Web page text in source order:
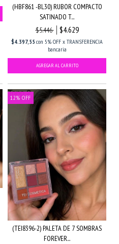
(HBF861 -BL30) RUBOR COMPACTO
SATINADO T...
$5.446
$4.629
$4.397,55 con 5% OFF x TRANSFERENCIA
bancaria
12% OFF
(TEI8396-2) PALETA DE 7 SOMBRAS
FOREVER...